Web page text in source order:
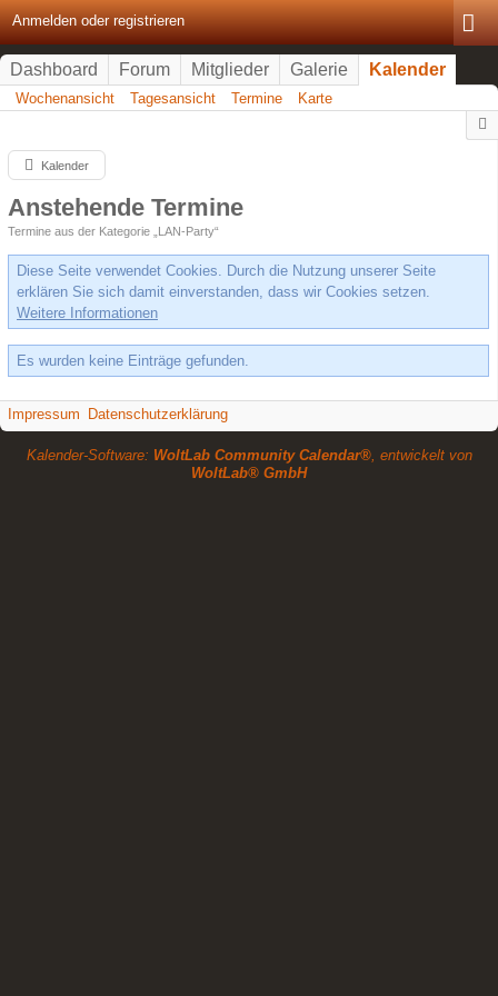
Anmelden oder registrieren
Dashboard Forum Mitglieder Galerie Kalender
Wochenansicht Tagesansicht Termine Karte
Kalender
Anstehende Termine
Termine aus der Kategorie „LAN-Party“
Diese Seite verwendet Cookies. Durch die Nutzung unserer Seite
erklären Sie sich damit einverstanden, dass wir Cookies setzen.
Weitere Informationen
Es wurden keine Einträge gefunden.
Impressum Datenschutzerklärung
Kalender-Software: WoltLab Community Calendar®, entwickelt von
WoltLab® GmbH